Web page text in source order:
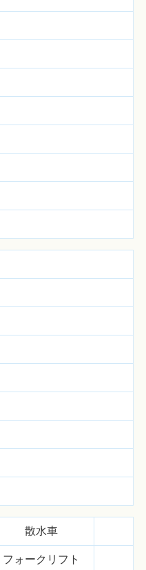
散水車
フォークリフト